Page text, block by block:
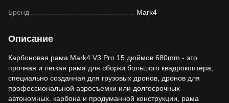
Бренд Mark4
Описание
Карбоновая рама Mark4 V3 Pro 15 дюймов 680mm - это
прочная и легкая рама для сборки большого квадрокоптера,
специально созданная для грузовых дронов, дронов для
профессиональной аэросъемки или долгосрочных
автономных. карбона и продуманной конструкции, рама